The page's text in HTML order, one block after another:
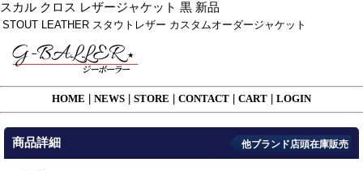
スカル クロス レザージャケット 黒 新品
STOUT LEATHER スタウトレザー カスタムオーダージャケット
HOME NEWS STORE CONTACT CART LOGIN
商品詳細 他ブランド店頭在庫販売